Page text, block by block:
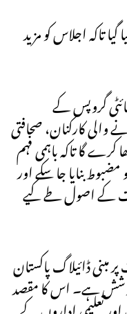
تاکہ اجلاس کو مزید
گروپس کے
والی کارکنان، صحافتی
کرے گا تاکہ باہمی فہم
بنایا جا سکے اور
کے اصول طے کیے
مبنی ڈائیلاگ پاکستان
ہے۔ اس کا مقصد